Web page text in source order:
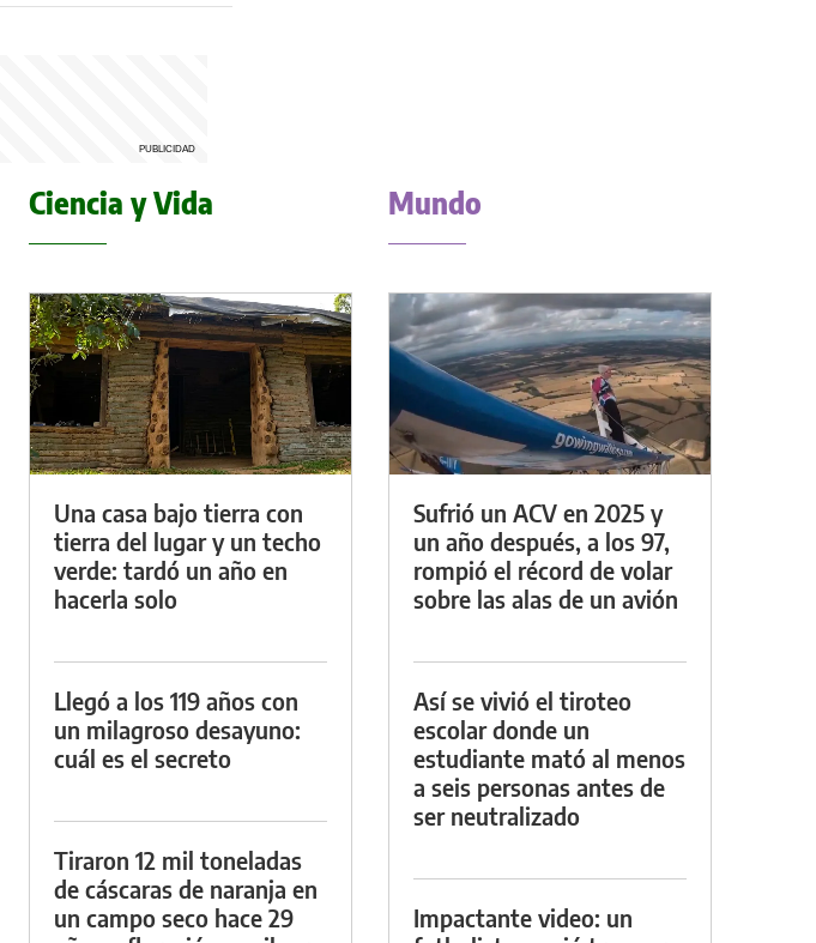
Ciencia y Vida
Una casa bajo tierra con
tierra del lugar y un techo
verde: tardó un año en
hacerla solo
Llegó a los 119 años con
un milagroso desayuno:
cuál es el secreto
Tiraron 12 mil toneladas
de cáscaras de naranja en
un campo seco hace 29
Mundo
Sufrió un ACV en 2025 y
un año después, a los 97,
rompió el récord de volar
sobre las alas de un avión
Así se vivió el tiroteo
escolar donde un
estudiante mató al menos
a seis personas antes de
ser neutralizado
Impactante video: un